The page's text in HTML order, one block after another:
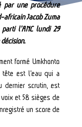
par une procédure
africain Jacob Zuma
l’ANC lundi 29
formé Umkhonto
est l’eau qui a
dernier scrutin, est
et 58 sièges de
un score de